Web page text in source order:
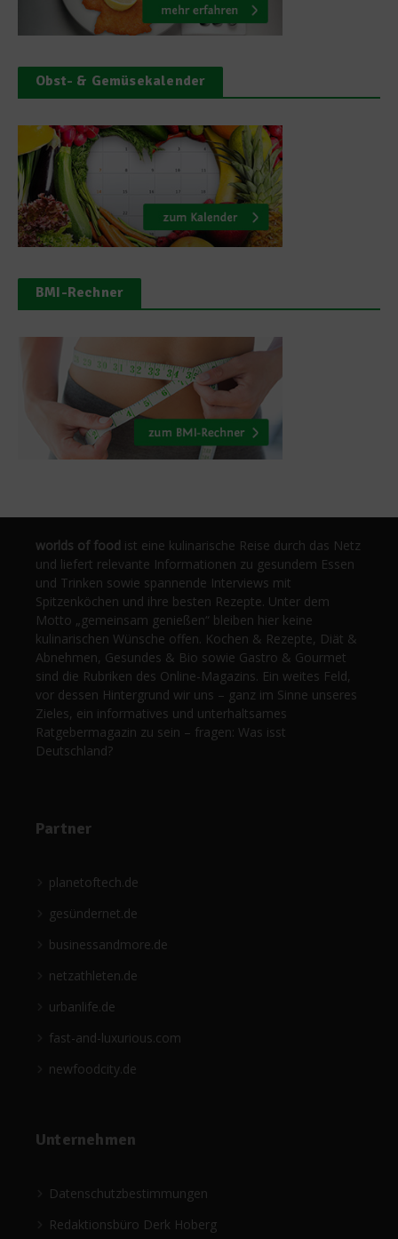
Obst- & Gemüsekalender
BMI-Rechner
worlds of food ist eine kulinarische Reise durch das Netz
und liefert relevante Informationen zu gesundem Essen
und Trinken sowie spannende Interviews mit
Spitzenköchen und ihre besten Rezepte. Unter dem
Motto „gemeinsam genießen“ bleiben hier keine
kulinarischen Wünsche offen. Kochen & Rezepte, Diät &
Abnehmen, Gesundes & Bio sowie Gastro & Gourmet
sind die Rubriken des Online-Magazins. Ein weites Feld,
vor dessen Hintergrund wir uns – ganz im Sinne unseres
Zieles, ein informatives und unterhaltsames
Ratgebermagazin zu sein – fragen: Was isst
Deutschland?
Partner
planetoftech.de
gesündernet.de
businessandmore.de
netzathleten.de
urbanlife.de
fast-and-luxurious.com
newfoodcity.de
Unternehmen
Datenschutzbestimmungen
Redaktionsbüro Derk Hoberg